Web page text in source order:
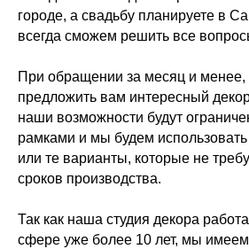
городе, а свадьбу планируете в
всегда сможем решить все
При обращении за месяц и
предложить вам интересный
наши возможности будут
рамками и мы будем
или те варианты, которые не
сроков производства.
Так как наша студия декора
сфере уже более 10 лет, мы